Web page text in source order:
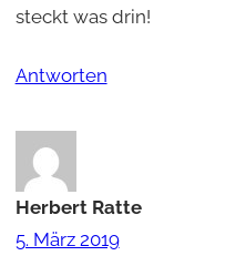
steckt was drin!
Antworten
Herbert Ratte
5. März 2019